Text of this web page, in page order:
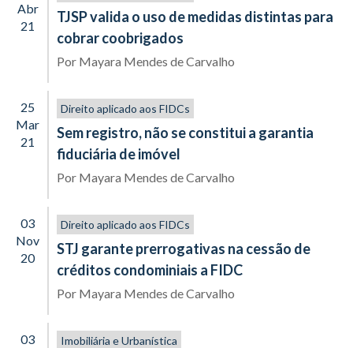
Abr
21
TJSP valida o uso de medidas distintas para
cobrar coobrigados
Por Mayara Mendes de Carvalho
25
Mar
21
Direito aplicado aos FIDCs
Sem registro, não se constitui a garantia
fiduciária de imóvel
Por Mayara Mendes de Carvalho
03
Nov
20
Direito aplicado aos FIDCs
STJ garante prerrogativas na cessão de
créditos condominiais a FIDC
Por Mayara Mendes de Carvalho
03
Imobiliária e Urbanística